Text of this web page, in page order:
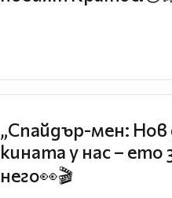
„Спайдър-мен: Нов
кината у нас – ето
него👀🎬